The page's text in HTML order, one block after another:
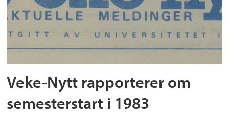
Veke-Nytt rapporterer om
semesterstart i 1983